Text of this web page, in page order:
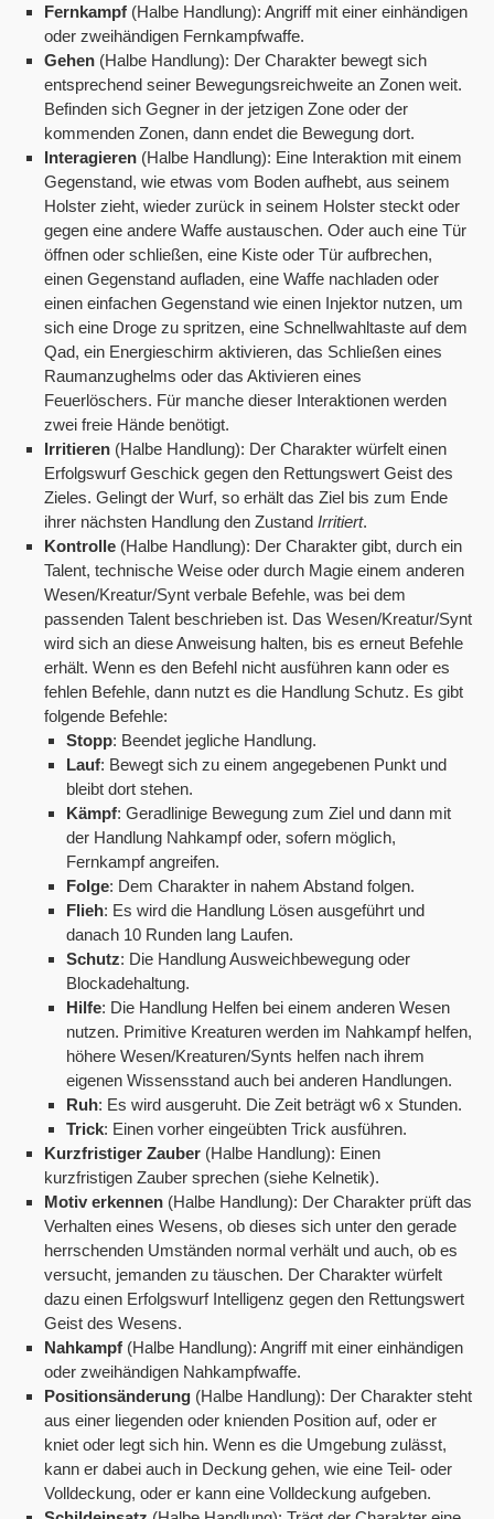
Fernkampf (Halbe Handlung): Angriff mit einer einhändigen
oder zweihändigen Fernkampfwaffe.
Gehen (Halbe Handlung): Der Charakter bewegt sich
entsprechend seiner Bewegungsreichweite an Zonen weit.
Befinden sich Gegner in der jetzigen Zone oder der
kommenden Zonen, dann endet die Bewegung dort.
Interagieren (Halbe Handlung): Eine Interaktion mit einem
Gegenstand, wie etwas vom Boden aufhebt, aus seinem
Holster zieht, wieder zurück in seinem Holster steckt oder
gegen eine andere Waffe austauschen. Oder auch eine Tür
öffnen oder schließen, eine Kiste oder Tür aufbrechen,
einen Gegenstand aufladen, eine Waffe nachladen oder
einen einfachen Gegenstand wie einen Injektor nutzen, um
sich eine Droge zu spritzen, eine Schnellwahltaste auf dem
Qad, ein Energieschirm aktivieren, das Schließen eines
Raumanzughelms oder das Aktivieren eines
Feuerlöschers. Für manche dieser Interaktionen werden
zwei freie Hände benötigt.
Irritieren (Halbe Handlung): Der Charakter würfelt einen
Erfolgswurf Geschick gegen den Rettungswert Geist des
Zieles. Gelingt der Wurf, so erhält das Ziel bis zum Ende
ihrer nächsten Handlung den Zustand Irritiert.
Kontrolle (Halbe Handlung): Der Charakter gibt, durch ein
Talent, technische Weise oder durch Magie einem anderen
Wesen/Kreatur/Synt verbale Befehle, was bei dem
passenden Talent beschrieben ist. Das Wesen/Kreatur/Synt
wird sich an diese Anweisung halten, bis es erneut Befehle
erhält. Wenn es den Befehl nicht ausführen kann oder es
fehlen Befehle, dann nutzt es die Handlung Schutz. Es gibt
folgende Befehle:
Stopp: Beendet jegliche Handlung.
Lauf: Bewegt sich zu einem angegebenen Punkt und
bleibt dort stehen.
Kämpf: Geradlinige Bewegung zum Ziel und dann mit
der Handlung Nahkampf oder, sofern möglich,
Fernkampf angreifen.
Folge: Dem Charakter in nahem Abstand folgen.
Flieh: Es wird die Handlung Lösen ausgeführt und
danach 10 Runden lang Laufen.
Schutz: Die Handlung Ausweichbewegung oder
Blockadehaltung.
Hilfe: Die Handlung Helfen bei einem anderen Wesen
nutzen. Primitive Kreaturen werden im Nahkampf helfen,
höhere Wesen/Kreaturen/Synts helfen nach ihrem
eigenen Wissensstand auch bei anderen Handlungen.
Ruh: Es wird ausgeruht. Die Zeit beträgt w6 x Stunden.
Trick: Einen vorher eingeübten Trick ausführen.
Kurzfristiger Zauber (Halbe Handlung): Einen
kurzfristigen Zauber sprechen (siehe Kelnetik).
Motiv erkennen (Halbe Handlung): Der Charakter prüft das
Verhalten eines Wesens, ob dieses sich unter den gerade
herrschenden Umständen normal verhält und auch, ob es
versucht, jemanden zu täuschen. Der Charakter würfelt
dazu einen Erfolgswurf Intelligenz gegen den Rettungswert
Geist des Wesens.
Nahkampf (Halbe Handlung): Angriff mit einer einhändigen
oder zweihändigen Nahkampfwaffe.
Positionsänderung (Halbe Handlung): Der Charakter steht
aus einer liegenden oder knienden Position auf, oder er
kniet oder legt sich hin. Wenn es die Umgebung zulässt,
kann er dabei auch in Deckung gehen, wie eine Teil- oder
Volldeckung, oder er kann eine Volldeckung aufgeben.